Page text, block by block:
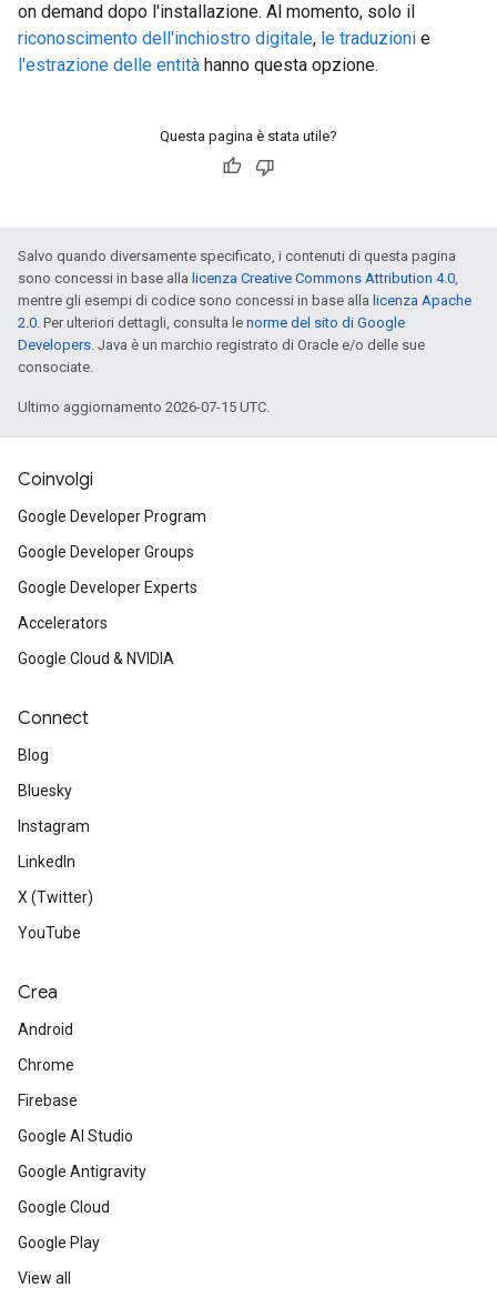
on demand dopo l'installazione. Al momento, solo il
riconoscimento dell'inchiostro digitale, le traduzioni e
l'estrazione delle entità hanno questa opzione.
Questa pagina è stata utile?
Salvo quando diversamente specificato, i contenuti di questa pagina
sono concessi in base alla licenza Creative Commons Attribution 4.0,
mentre gli esempi di codice sono concessi in base alla licenza Apache
2.0. Per ulteriori dettagli, consulta le norme del sito di Google
Developers. Java è un marchio registrato di Oracle e/o delle sue
consociate.
Ultimo aggiornamento 2026-07-15 UTC.
Coinvolgi
Google Developer Program
Google Developer Groups
Google Developer Experts
Accelerators
Google Cloud & NVIDIA
Connect
Blog
Bluesky
Instagram
LinkedIn
X (Twitter)
YouTube
Crea
Android
Chrome
Firebase
Google AI Studio
Google Antigravity
Google Cloud
Google Play
View all